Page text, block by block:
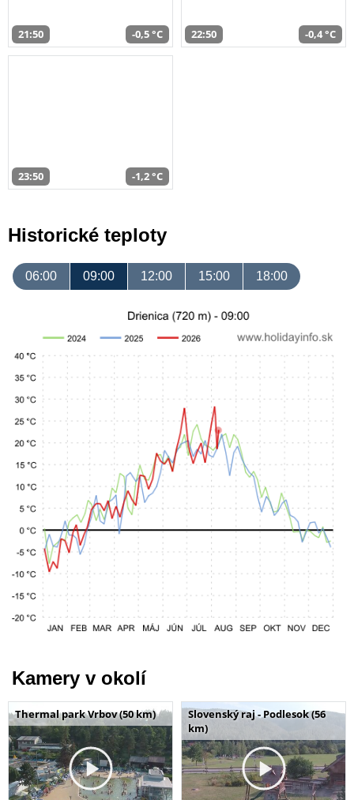
21:50 -0,5 °C 22:50 -0,4 °C
23:50 -1,2 °C
Historické teploty
06:00 09:00 12:00 15:00 18:00
Kamery v okolí
Thermal park Vrbov (50 km)
Slovenský raj - Podlesok (56
km)